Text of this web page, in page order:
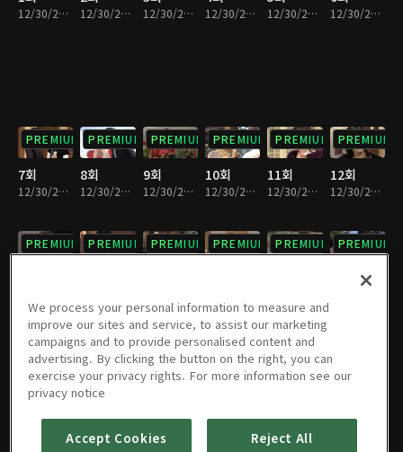
12/30/2022 • 36분 12/30/2022 • 36분 12/30/2022 • 38분 12/30/2022 • 36분 12/30/2022 • 36분 12/30/2022 • 37분
PREMIUM
7회
12/30/2022 • 36분
PREMIUM
8회
12/30/2022 • 37분
PREMIUM
9회
12/30/2022 • 37분
PREMIUM
10회
12/30/2022 • 36분
PREMIUM
11회
12/30/2022 • 36분
PREMIUM
12회
12/30/2022 • 36분
PREMIUM PREMIUM PREMIUM PREMIUM PREMIUM PREMIUM
PREMIUM
19회
12/30/2022 • 34분
PREMIUM
20회
PREMIUM
21회
PREMIUM
22회
PREMIUM
23회 24회
We process your personal information to measure and
improve our sites and service, to assist our marketing
campaigns and to provide personalised content and
advertising. By clicking the button on the right, you can
exercise your privacy rights. For more information see our
privacy notice
Accept Cookies Reject All